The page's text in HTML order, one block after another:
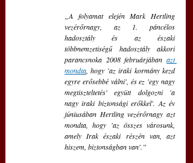
„A folyamat elején Mark Hertling
vezérőrnagy, az 1. páncélos
hadosztály és az északi
többnemzetiségű hadosztály akkori
parancsnoka 2008 februárjában azt
mondta, hogy 'az iraki kormány kezd
egyre erősebbé válni', és ez 'egy nagy
megtiszteltetés' együtt dolgozni 'a
nagy iraki biztonsági erőkkel'. Az év
júniusában Hertling vezérőrnagy azt
mondta, hogy 'az összes városunk,
amely Irak északi részén van, azt
hiszem, biztonságban van'.”